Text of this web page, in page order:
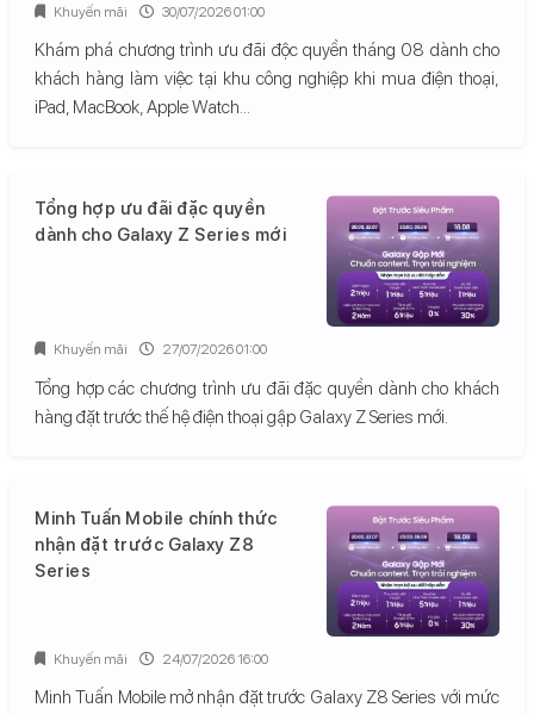
Khám phá chương trình ưu đãi độc quyền tháng 08 dành cho
khách hàng làm việc tại khu công nghiệp khi mua điện thoại,
iPad, MacBook, Apple Watch...
Khuyến mãi 30/07/2026 01:00
Tổng hợp ưu đãi đặc quyền
dành cho Galaxy Z Series mới
Tổng hợp các chương trình ưu đãi đặc quyền dành cho khách
hàng đặt trước thế hệ điện thoại gập Galaxy Z Series mới.
Khuyến mãi 27/07/2026 01:00
Minh Tuấn Mobile chính thức
nhận đặt trước Galaxy Z8
Series
Minh Tuấn Mobile mở nhận đặt trước Galaxy Z8 Series với mức
Khuyến mãi 24/07/2026 16:00